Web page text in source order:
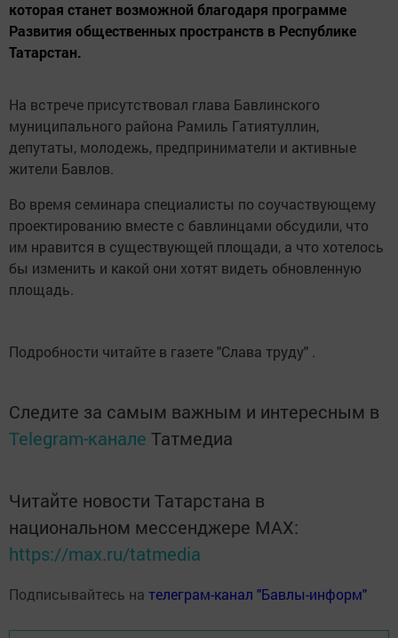
которая станет возможной благодаря программе
Развития общественных пространств в Республике
Татарстан.
На встрече присутствовал глава Бавлинского
муниципального района Рамиль Гатиятуллин,
депутаты, молодежь, предприниматели и активные
жители Бавлов.
Во время семинара специалисты по соучаствующему
проектированию вместе с бавлинцами обсудили, что
им нравится в существующей площади, а что хотелось
бы изменить и какой они хотят видеть обновленную
площадь.
Подробности читайте в газете "Слава труду" .
Следите за самым важным и интересным в
Telegram-канале Татмедиа
Читайте новости Татарстана в
национальном мессенджере MАХ:
https://max.ru/tatmedia
Подписывайтесь на телеграм-канал "Бавлы-информ"